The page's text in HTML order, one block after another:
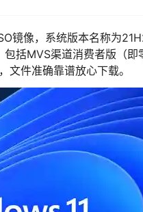
镜像，系统版本名称为
括MVS渠道消费者版（即
件准确靠谱放心下载。